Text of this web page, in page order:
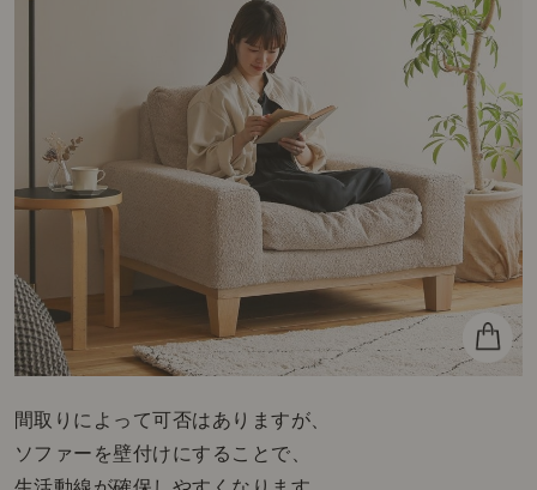
間取りによって可否はありますが、
ソファーを壁付けにすることで、